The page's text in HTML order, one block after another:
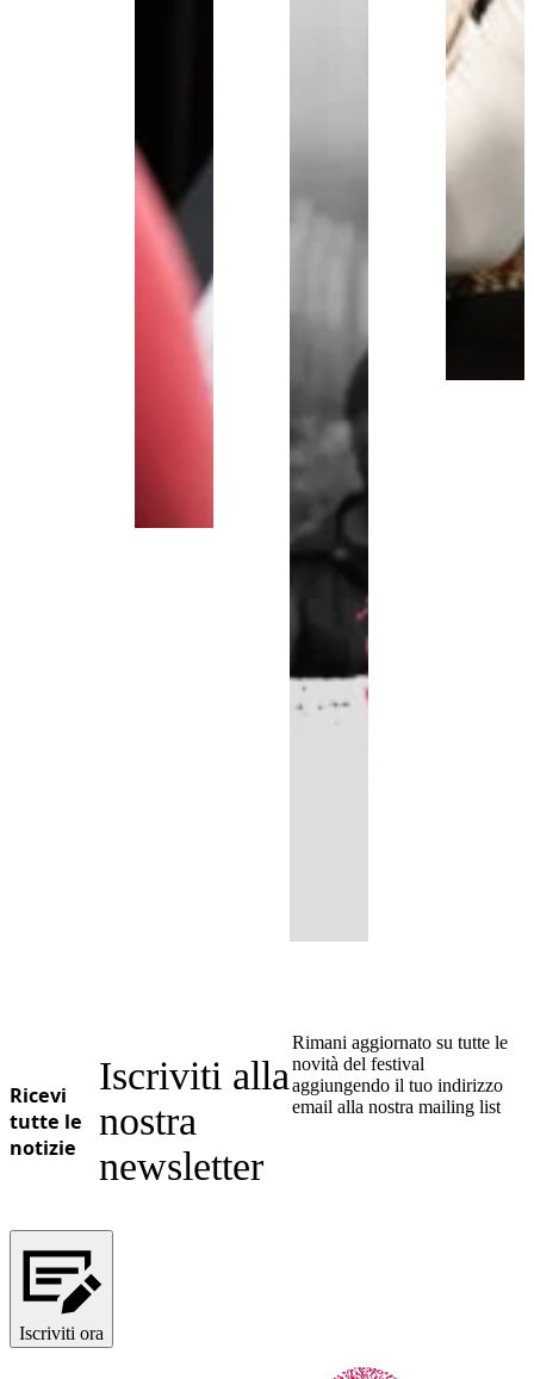
Ricevi
tutte le
notizie
Iscriviti alla
nostra
newsletter
Rimani aggiornato su tutte le
novità del festival
aggiungendo il tuo indirizzo
email alla nostra mailing list
Iscriviti ora